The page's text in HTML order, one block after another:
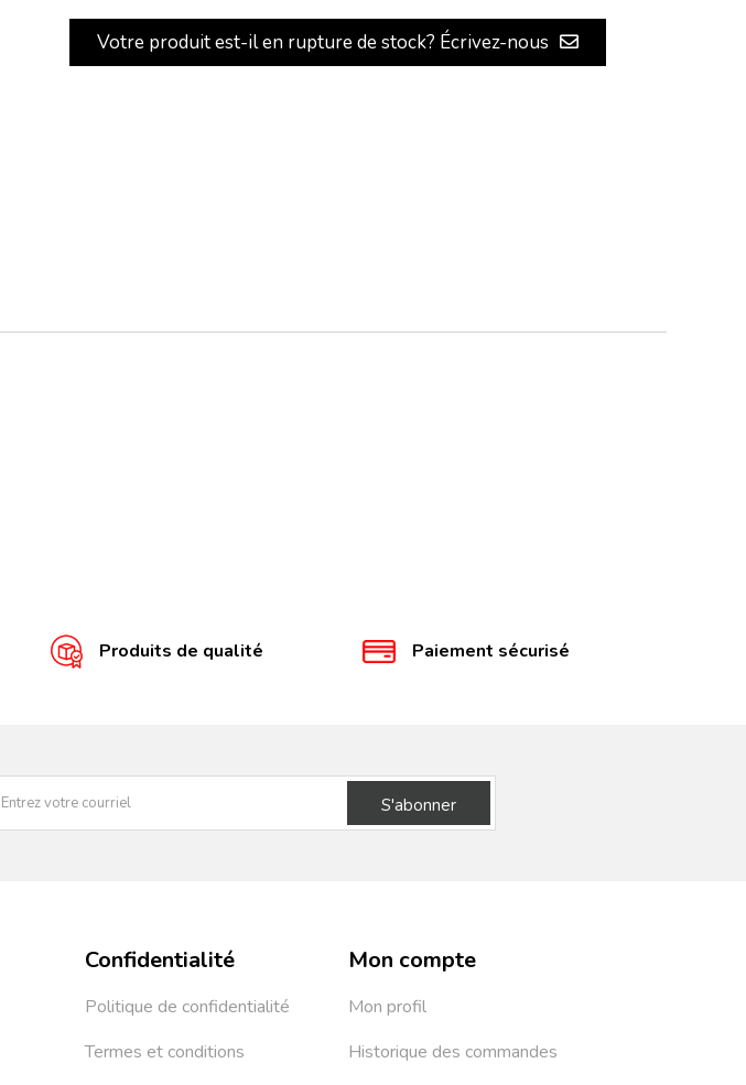
Votre produit est-il en rupture de stock? Écrivez-nous
Produits de qualité Paiement sécurisé
S'abonner
Confidentialité
Politique de confidentialité
Termes et conditions
Mon compte
Mon profil
Historique des commandes